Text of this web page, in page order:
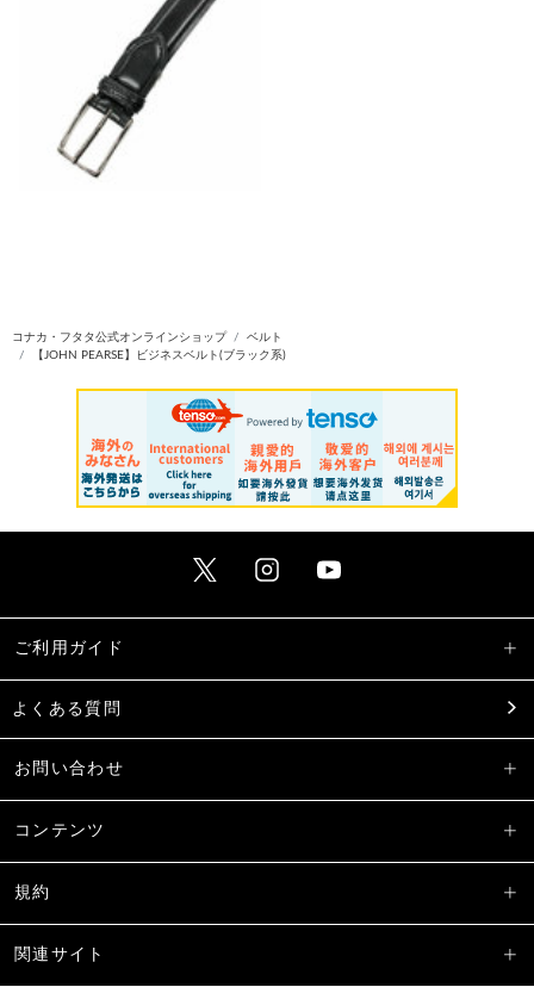
コナカ・フタタ公式オンラインショップ
ベルト
【JOHN PEARSE】ビジネスベルト(ブラック系)
ご利用ガイド
よくある質問
お問い合わせ
コンテンツ
規約
関連サイト